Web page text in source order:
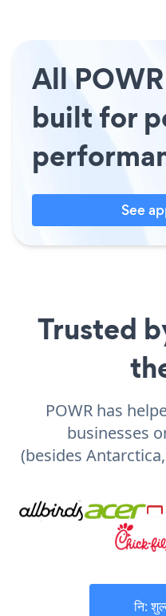
All
built for
See
Trusted
POWR has
businesses
(besides
नि: